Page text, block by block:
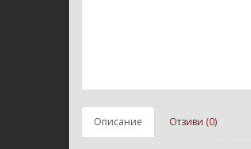
Описание Отзиви (0)